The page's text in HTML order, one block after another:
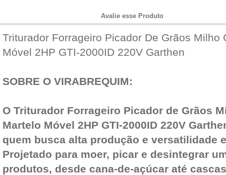
Avalie esse Produto
Triturador Forrageiro Picador De Grãos Milho
Móvel 2HP GTI-2000ID 220V Garthen
SOBRE O VIRABREQUIM:
O Triturador Forrageiro Picador de Grãos
Martelo Móvel 2HP GTI-2000ID 220V
quem busca alta produção e versatilidade
Projetado para moer, picar e desintegrar
produtos, desde cana-de-açúcar até